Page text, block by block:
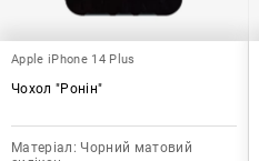
Apple iPhone 14 Plus
Чохол "Ронін"
Матеріал: Чорний матовий